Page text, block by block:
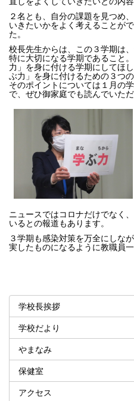
２名とも、自分の課題を見つめ
いきたいかをよく考えることが
た。
校長先生からは、この３学期は
特に大切になる学期であること
力」を身に付ける学期にしてほ
ぶ力」を身に付けるための３つ
そのポイントについては１月の
で、ぜひ御家庭でも読んでいた
ニュースではコロナだけでなく
いるとの報道もあります。
３学期も感染対策を万全にしな
実したものになるように教職員
学校長挨拶
学校だより
やまなみ
保健室
アクセス